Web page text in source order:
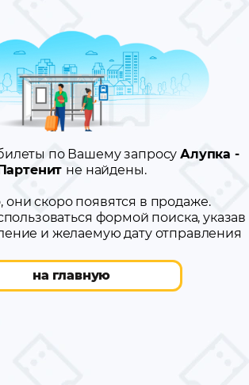
по Вашему запросуАлупка -
не найдены.
скоро появятся в продаже.
формой поиска, указав
и желаемую дату отправления
на главную